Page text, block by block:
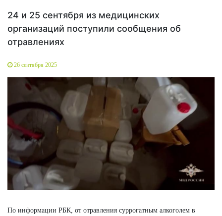
24 и 25 сентября из медицинских
организаций поступили сообщения об
отравлениях
26 сентября 2025
По информации РБК, от отравления суррогатным алкоголем в